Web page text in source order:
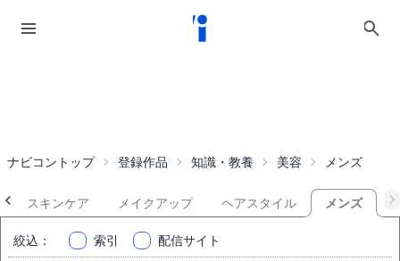
ナビコントップ 登録作品 知識・教養 美容 メンズ
スキンケア メイクアップ ヘアスタイル メンズ
絞込 ： 索引 配信サイト